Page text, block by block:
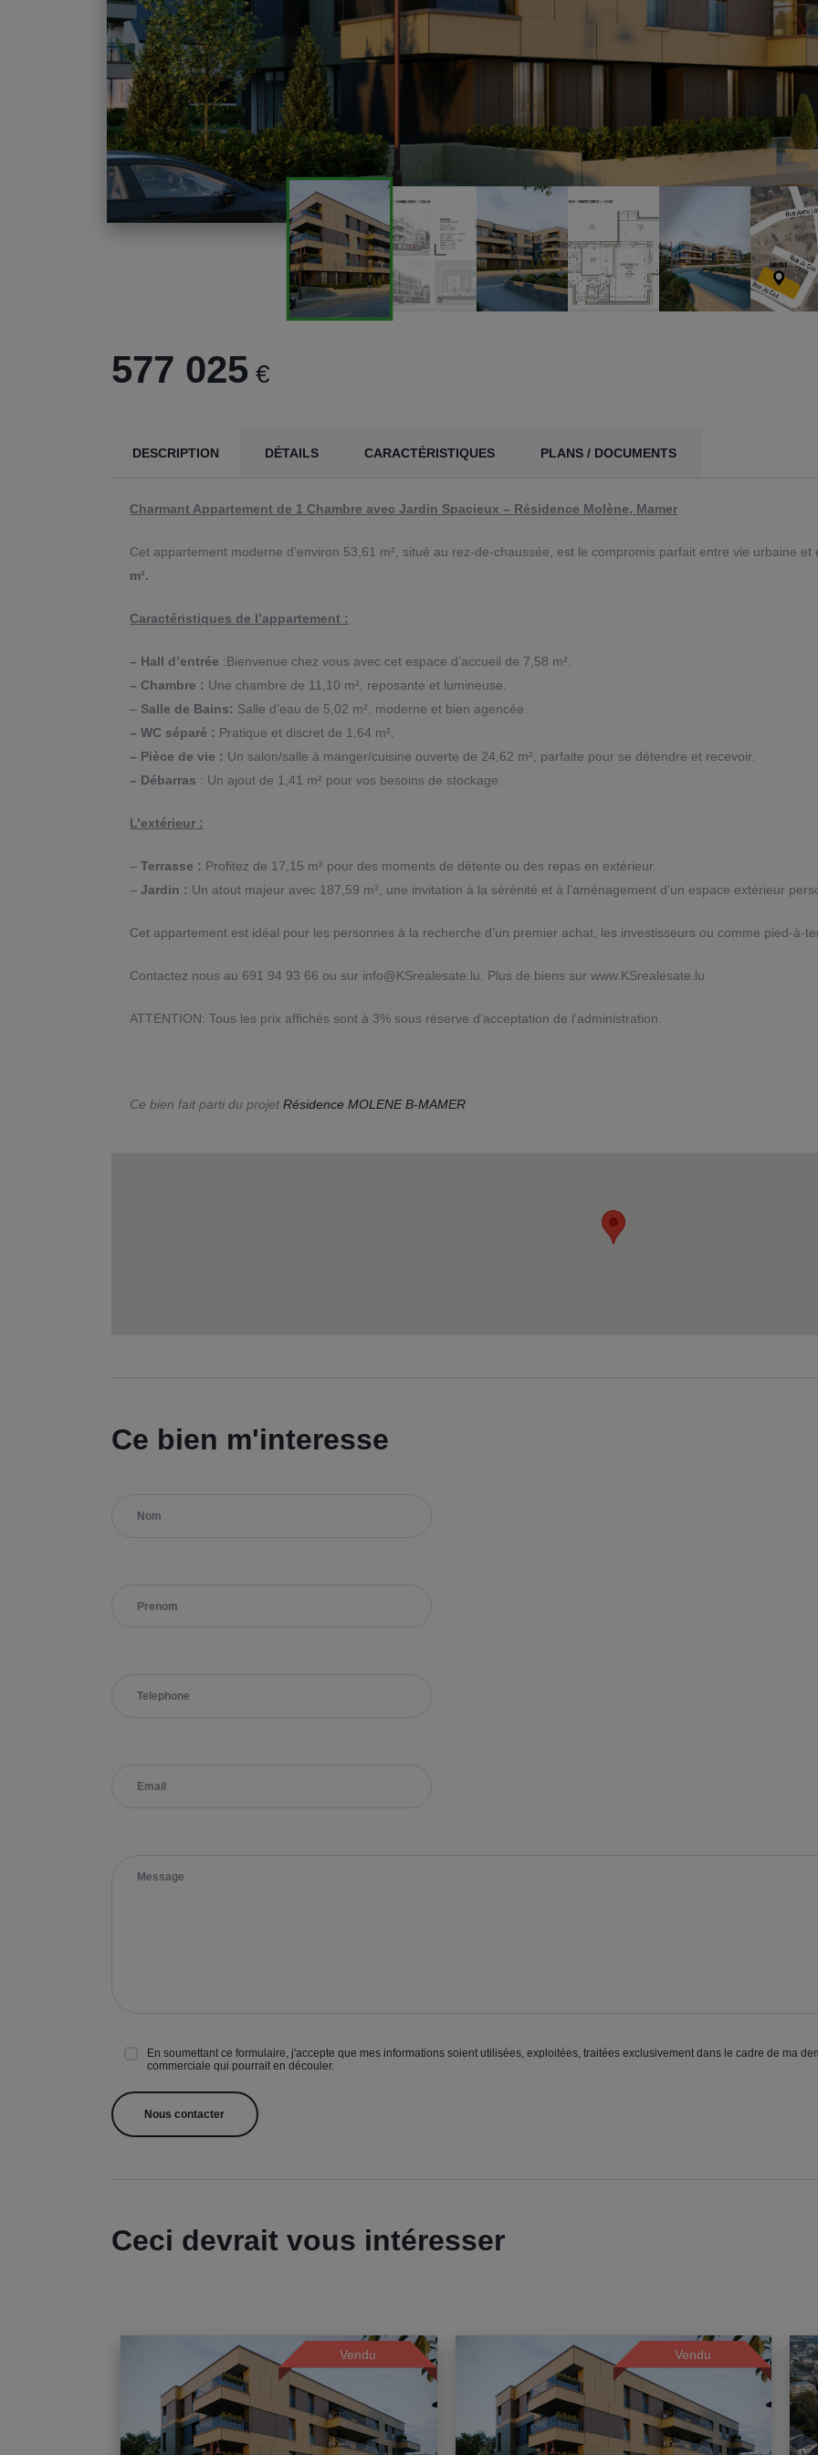
577 025 €
DESCRIPTION
DÉTAILS CARACTÉRISTIQUES PLANS / DOCUMENTS
Charmant Appartement de 1 Chambre avec Jardin Spacieux – Résidence Molène, Mamer
Cet appartement moderne d’environ 53,61 m², situé au rez-de-chaussée, est le compromis parfait entre vie urbaine et
m².
Caractéristiques de l’appartement :
– Hall d’entrée :Bienvenue chez vous avec cet espace d’accueil de 7,58 m².
– Chambre : Une chambre de 11,10 m², reposante et lumineuse.
– Salle de Bains: Salle d’eau de 5,02 m², moderne et bien agencée.
– WC séparé : Pratique et discret de 1,64 m².
– Pièce de vie : Un salon/salle à manger/cuisine ouverte de 24,62 m², parfaite pour se détendre et recevoir.
– Débarras : Un ajout de 1,41 m² pour vos besoins de stockage.
L’extérieur :
– Terrasse : Profitez de 17,15 m² pour des moments de détente ou des repas en extérieur.
– Jardin : Un atout majeur avec 187,59 m², une invitation à la sérénité et à l’aménagement d’un espace extérieur
Cet appartement est idéal pour les personnes à la recherche d’un premier achat, les investisseurs ou comme pied-à-
Contactez nous au 691 94 93 66 ou sur info@KSrealesate.lu. Plus de biens sur www.KSrealesate.lu
ATTENTION: Tous les prix affichés sont à 3% sous réserve d’acceptation de l’administration.
Ce bien fait parti du projet Résidence MOLENE B-MAMER
Ce bien m'interesse
En soumettant ce formulaire, j'accepte que mes informations soient utilisées, exploitées, traitées exclusivement dans le cadre de ma
commerciale qui pourrait en découler.
Ceci devrait vous intéresser
Vendu Vendu